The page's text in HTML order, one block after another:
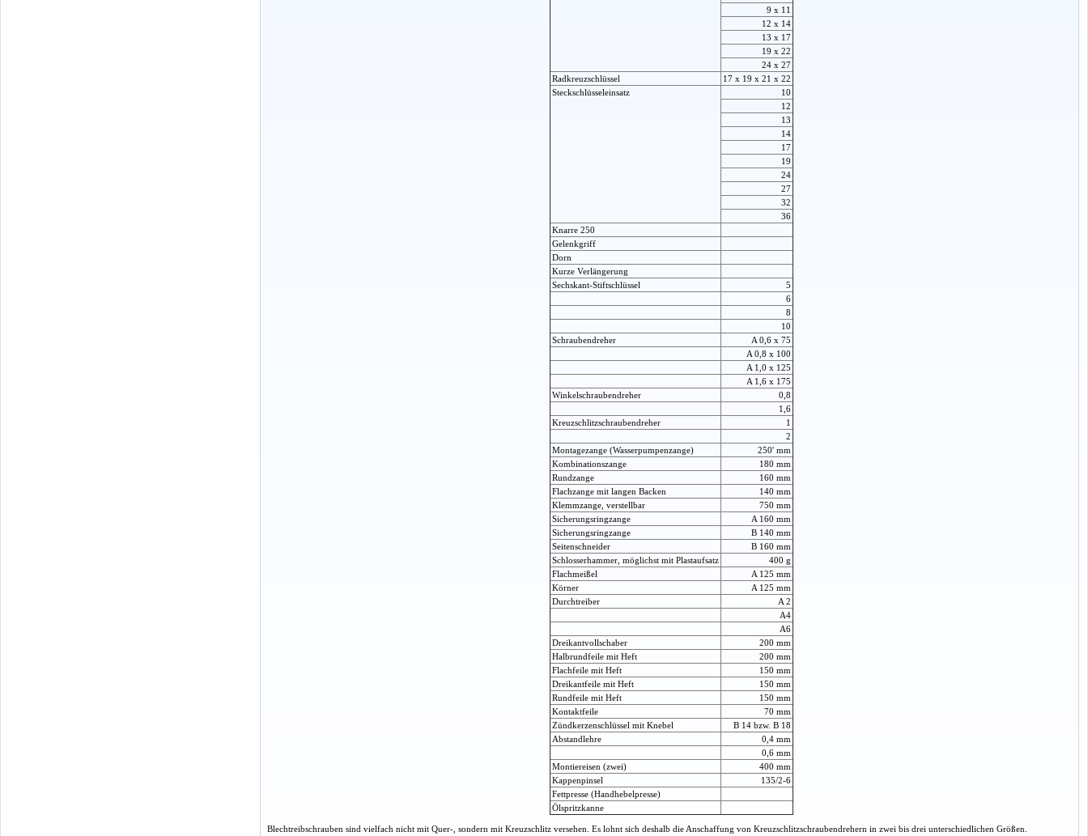
9 x 11
12 x 14
13 x 17
19 x 22
24 x 27
Radkreuzschlüssel
17 x 19 x 21 x 22
Steckschlüsseleinsatz
10
12
13
14
17
19
24
27
32
36
Knarre 250
Gelenkgriff
Dorn
Kurze Verlängerung
Sechskant-Stiftschlüssel
5
6
8
10
Schraubendreher
A 0,6 x 75
A 0,8 x 100
A 1,0 x 125
A 1,6 x 175
Winkelschraubendreher
0,8
1,6
Kreuzschlitzschraubendreher
1
2
Montagezange (Wasserpumpenzange)
250' mm
Kombinationszange
180 mm
Rundzange
160 mm
Flachzange mit langen Backen
140 mm
Klemmzange, verstellbar
750 mm
Sicherungsringzange
A 160 mm
Sicherungsringzange
B 140 mm
Seitenschneider
B 160 mm
Schlosserhammer, möglichst mit Plastaufsatz
400 g
Flachmeißel
A 125 mm
Körner
A 125 mm
Durchtreiber
A 2
A4
A6
Dreikantvollschaber
200 mm
Halbrundfeile mit Heft
200 mm
Flachfeile mit Heft
150 mm
Dreikantfeile mit Heft
150 mm
Rundfeile mit Heft
150 mm
Kontaktfeile
70 mm
Zündkerzenschlüssel mit Knebel
B 14 bzw. B 18
Abstandlehre
0,4 mm
0,6 mm
Montiereisen (zwei)
400 mm
Kappenpinsel
135/2-6
Fettpresse (Handhebelpresse)
Ölspritzkanne
Blechtreibschrauben sind vielfach nicht mit Quer-, sondern mit Kreuzschlitz versehen. Es lohnt sich deshalb die Anschaffung von Kreuzschlitzschraubendrehern in zwei bis drei unterschiedlichen Größen.